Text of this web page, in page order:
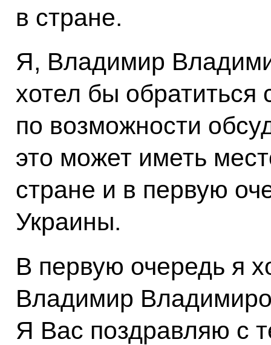
в стране.
Я, Владимир
хотел бы
по возможности
это может иметь
стране и в первую
Украины.
В первую очередь я
Владимир
Я Вас поздравляю с